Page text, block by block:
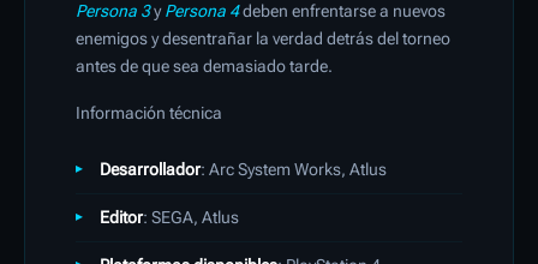
Persona 3yPersona 4deben enfrentarse a nuevos
enemigos y desentrañar la verdad detrás del torneo
antes de que sea demasiado tarde.
Información técnica
Desarrollador: Arc System Works, Atlus
Editor: SEGA, Atlus